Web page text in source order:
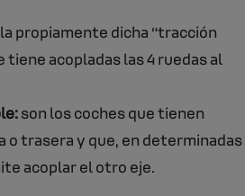
propiamente dicha “tracción
tiene acopladas las 4 ruedas al
son los coches que tienen
trasera y que, en determinadas
acoplar el otro eje.